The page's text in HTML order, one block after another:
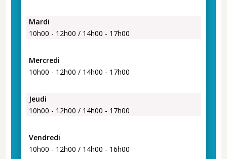
Mardi
10h00 - 12h00 / 14h00 - 17h00
Mercredi
10h00 - 12h00 / 14h00 - 17h00
Jeudi
10h00 - 12h00 / 14h00 - 17h00
Vendredi
10h00 - 12h00 / 14h00 - 16h00